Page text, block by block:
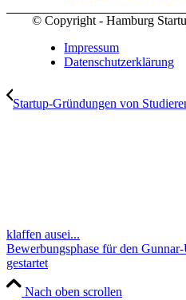
© Copyright - Hamburg
Impressum
Datenschutzerklärung
Startup-Gründungen von
klaffen ausei...
Bewerbungsphase für den
gestartet
Nach oben scrollen